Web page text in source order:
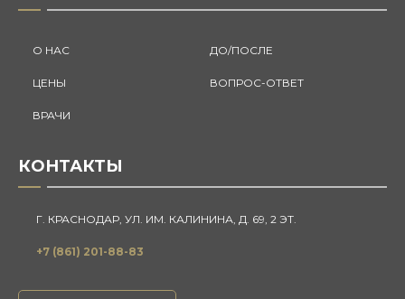
О НАС ДО/ПОСЛЕ
ЦЕНЫ ВОПРОС-ОТВЕТ
ВРАЧИ
КОНТАКТЫ
Г. КРАСНОДАР, УЛ. ИМ. КАЛИНИНА, Д. 69, 2 ЭТ.
+7 (861) 201-88-83